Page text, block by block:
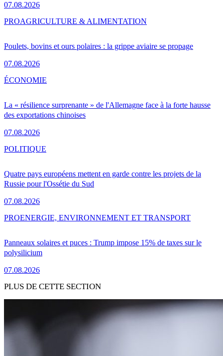
07.08.2026
Poulets, bovins et ours polaires : la grippe aviaire se propage
07.08.2026
PROAGRICULTURE & ALIMENTATION
La « résilience surprenante » de l'Allemagne face à la forte hausse
des exportations chinoises
07.08.2026
ÉCONOMIE
Quatre pays européens mettent en garde contre les projets de la
Russie pour l'Ossétie du Sud
07.08.2026
POLITIQUE
Panneaux solaires et puces : Trump impose 15% de taxes sur le
polysilicium
07.08.2026
PROENERGIE, ENVIRONNEMENT ET TRANSPORT
PLUS DE CETTE SECTION